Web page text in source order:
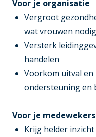
Voor je organisatie
Vergroot
wat vrouwen
Versterk
handelen
Voorkom uitval
ondersteuning en
Voor je medewekers
Krijg helder